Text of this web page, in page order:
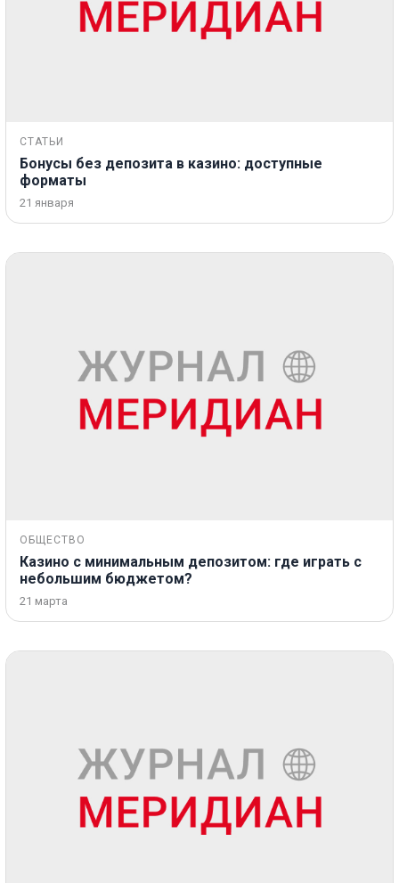
СТАТЬИ
Бонусы без депозита в казино: доступные
форматы
21 января
ОБЩЕСТВО
Казино с минимальным депозитом: где играть с
небольшим бюджетом?
21 марта